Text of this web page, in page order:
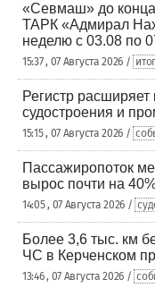
«Севмаш» до
ТАРК «Адмирал
неделю с 03.08 по
15:37 , 07 Августа 2026 /
Регистр
судостроения и
15:15 , 07 Августа 2026 /
Пассажиропоток
вырос почти на
14:05 , 07 Августа 2026 /
Более 3,6 тыс. км
ЧС в Керченском
13:46 , 07 Августа 2026 /